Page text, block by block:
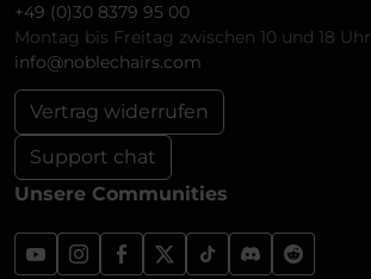
+49 (0)30 8379 95 00
Montag bis Freitag zwischen 10 und 18 Uhr
info@noblechairs.com
Vertrag widerrufen
Support chat
Unsere Communities